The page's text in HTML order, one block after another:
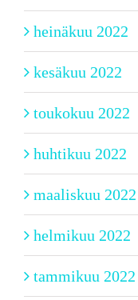
heinäkuu 2022
kesäkuu 2022
toukokuu 2022
huhtikuu 2022
maaliskuu 2022
helmikuu 2022
tammikuu 2022